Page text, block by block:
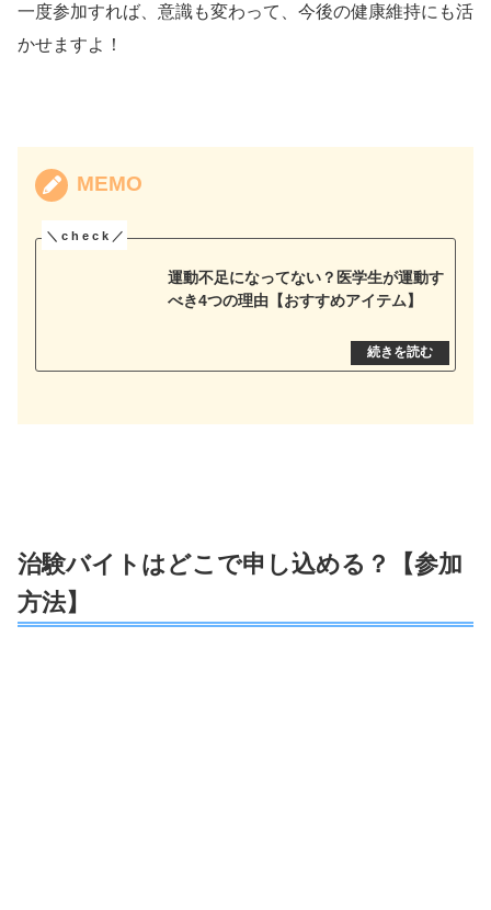
一度参加すれば、意識も変わって、今後の健康維持にも活
かせますよ！
MEMO
運動不足になってない？医学生が運動す
べき4つの理由【おすすめアイテム】
治験バイトはどこで申し込める？【参加
方法】